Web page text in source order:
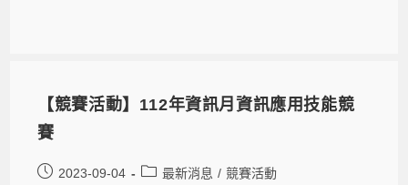
【競賽活動】112年資訊月資訊應用技能競
賽
2023-09-04 最新消息 / 競賽活動